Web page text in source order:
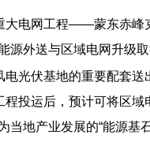
大电网工程——蒙东赤峰
源外送与区域电网升级取
电光伏基地的重要配套
程投运后，预计可将区
地产业发展的“能源基石